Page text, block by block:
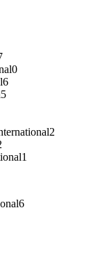
0
6
5
2
1
6